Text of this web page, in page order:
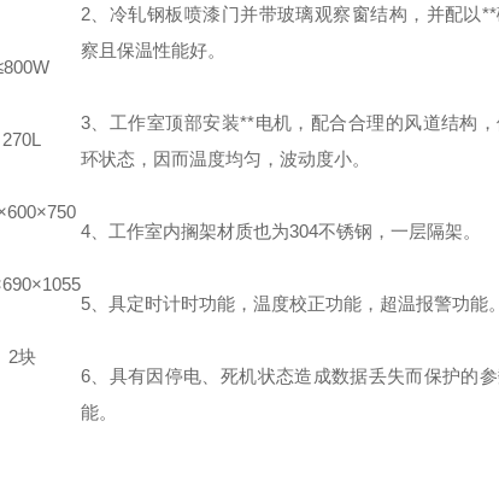
270L
690×1055
2块
2、冷轧钢板喷漆门并带玻璃观察窗结构，并配以
察且保温性能好。
3、工作室顶部安装**电机，配合合理的风道结构
环状态，因而温度均匀，波动度小。
4、工作室内搁架材质也为304不锈钢，一层隔架。
5、具定时计时功能，温度校正功能，超温报警功能。
6、具有因停电、死机状态造成数据丢失而保护的
能。